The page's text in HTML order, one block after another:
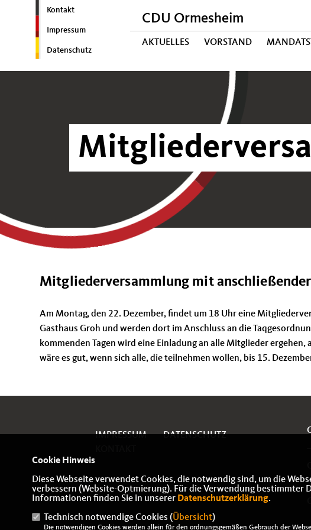
Kontakt
Impressum
Datenschutz
CDU Ormesheim
AKTUELLES VORSTAND
Mitgliederversammlung mit
Am Montag, den 22. Dezember, findet um 18 Uhr eine
Gasthaus Groh und werden dort im Anschluss an die
kommenden Tagen wird eine Einladung an alle Mitglieder
wäre es gut, wenn sich alle, die teilnehmen wollen, bis 15.
IMPRESSUM
DATENSCHUTZ
Cookie Hinweis
Diese Webseite verwendet Cookies, die notwendig sind, um die
verbessern (Website-Optmierung). Für die Verwendung
Informationen finden Sie in unserer Datenschutzerklärung.
Technisch notwendige Cookies (Übersicht)
Die notwendigen Cookies werden allein für den ordnungsgemäßen Gebrauch der